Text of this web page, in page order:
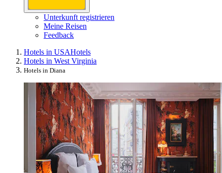
Unterkunft registrieren
Meine Reisen
Feedback
Hotels in USAHotels
Hotels in West Virginia
Hotels in Diana